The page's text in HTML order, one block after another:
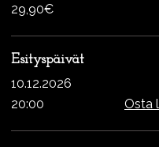
29,90€
Esityspäivät
10.12.2026
20:00
Osta